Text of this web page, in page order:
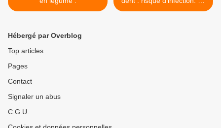
va >
Hébergé par Overblog
Top articles
Pages
Contact
Signaler un abus
C.G.U.